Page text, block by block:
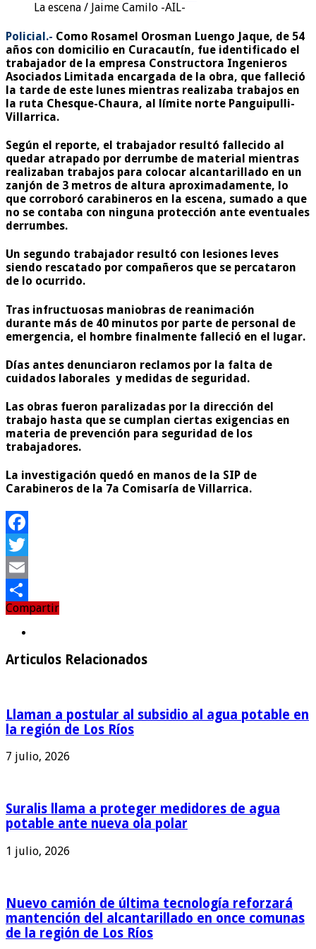
La escena / Jaime Camilo -AIL-
Policial.- Como Rosamel Orosman Luengo Jaque, de 54
años con domicilio en Curacautín, fue identificado el
trabajador de la empresa Constructora Ingenieros
Asociados Limitada encargada de la obra, que falleció
la tarde de este lunes mientras realizaba trabajos en
la ruta Chesque-Chaura, al límite norte Panguipulli-
Villarrica.
Según el reporte, el trabajador resultó fallecido al
quedar atrapado por derrumbe de material mientras
realizaban trabajos para colocar alcantarillado en un
zanjón de 3 metros de altura aproximadamente, lo
que corroboró carabineros en la escena, sumado a que
no se contaba con ninguna protección ante eventuales
derrumbes.
Un segundo trabajador resultó con lesiones leves
siendo rescatado por compañeros que se percataron
de lo ocurrido.
Tras infructuosas maniobras de reanimación
durante más de 40 minutos por parte de personal de
emergencia, el hombre finalmente falleció en el lugar.
Días antes denunciaron reclamos por la falta de
cuidados laborales y medidas de seguridad.
Las obras fueron paralizadas por la dirección del
trabajo hasta que se cumplan ciertas exigencias en
materia de prevención para seguridad de los
trabajadores.
La investigación quedó en manos de la SIP de
Carabineros de la 7a Comisaría de Villarrica.
Facebook
Twitter
Email
Compartir
Compartir
Articulos Relacionados
Llaman a postular al subsidio al agua potable en
la región de Los Ríos
7 julio, 2026
Suralis llama a proteger medidores de agua
potable ante nueva ola polar
1 julio, 2026
Nuevo camión de última tecnología reforzará
mantención del alcantarillado en once comunas
de la región de Los Ríos